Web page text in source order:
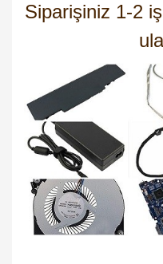
Siparişiniz 1-2